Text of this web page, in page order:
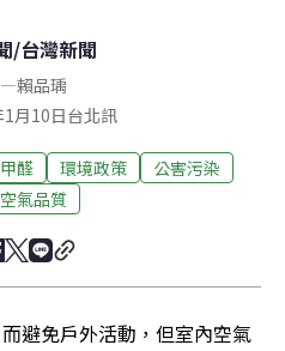
/台灣新聞
—賴品瑀
月10日台北訊
甲醛 環境政策
公害污染
氣品質
避免戶外活動，但室內空氣